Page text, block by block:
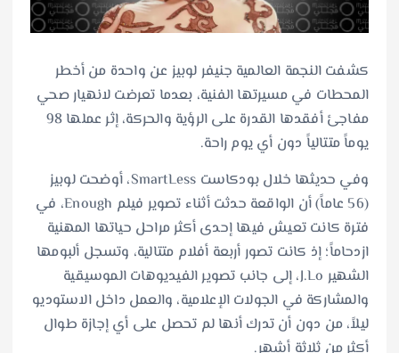
كشفت النجمة العالمية جنيفر لوبيز عن واحدة من أخطر
المحطات في مسيرتها الفنية، بعدما تعرضت لانهيار صحي
مفاجئ أفقدها القدرة على الرؤية والحركة، إثر عملها 98
يوماً متتالياً دون أي يوم راحة.
وفي حديثها خلال بودكاست SmartLess، أوضحت لوبيز
(56 عاماً) أن الواقعة حدثت أثناء تصوير فيلم Enough، في
فترة كانت تعيش فيها إحدى أكثر مراحل حياتها المهنية
ازدحاماً؛ إذ كانت تصور أربعة أفلام متتالية، وتسجل ألبومها
الشهير J.Lo، إلى جانب تصوير الفيديوهات الموسيقية
والمشاركة في الجولات الإعلامية، والعمل داخل الاستوديو
ليلاً، من دون أن تدرك أنها لم تحصل على أي إجازة طوال